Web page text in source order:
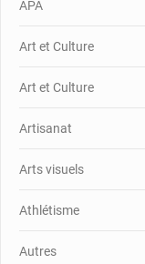
APA
Art et Culture
Art et Culture
Artisanat
Arts visuels
Athlétisme
Autres